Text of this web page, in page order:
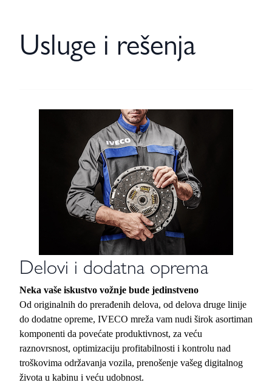
Usluge i rešenja
Delovi i dodatna oprema
Neka vaše iskustvo vožnje bude jedinstveno
Od originalnih do prerađenih delova, od delova druge linije
do dodatne opreme, IVECO mreža vam nudi širok asortiman
komponenti da povećate produktivnost, za veću
raznovrsnost, optimizaciju profitabilnosti i kontrolu nad
troškovima održavanja vozila, prenošenje vašeg digitalnog
života u kabinu i veću udobnost.